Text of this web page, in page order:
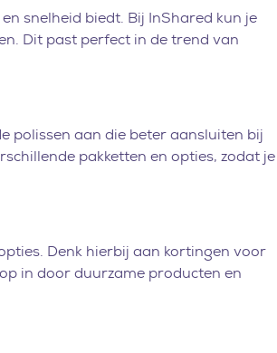
snelheid biedt. Bij InShared kun je
Dit past perfect in de trend van
polissen aan die beter aansluiten bij
pakketten en opties, zodat je
Denk hierbij aan kortingen voor
in door duurzame producten en